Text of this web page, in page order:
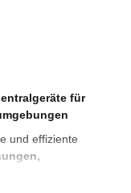
für
und effiziente